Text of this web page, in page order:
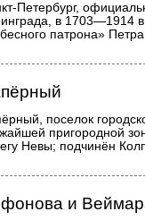
Петербург,
в 1703—1914
патрона»
поселок
пригородной
Невы; подчинён
и